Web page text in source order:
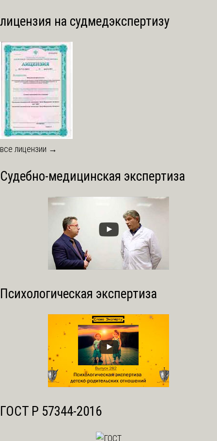
лицензия на судмедэкспертизу
все лицензии →
Судебно-медицинская экспертиза
Психологическая экспертиза
ГОСТ Р 57344-2016